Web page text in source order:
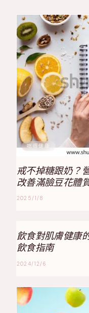
吃得健康
戒不掉糖跟奶？
改善滿臉豆花體
2025/1/8